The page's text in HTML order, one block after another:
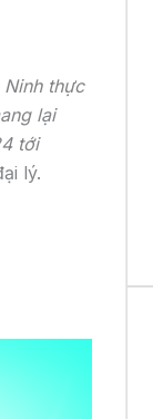
thực
lại
tới
lý.